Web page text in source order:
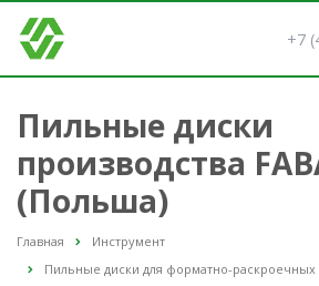
+7
Пильные диски
производства
(Польша)
Главная
Инструмент
Пильные диски для форматно-раскроечных